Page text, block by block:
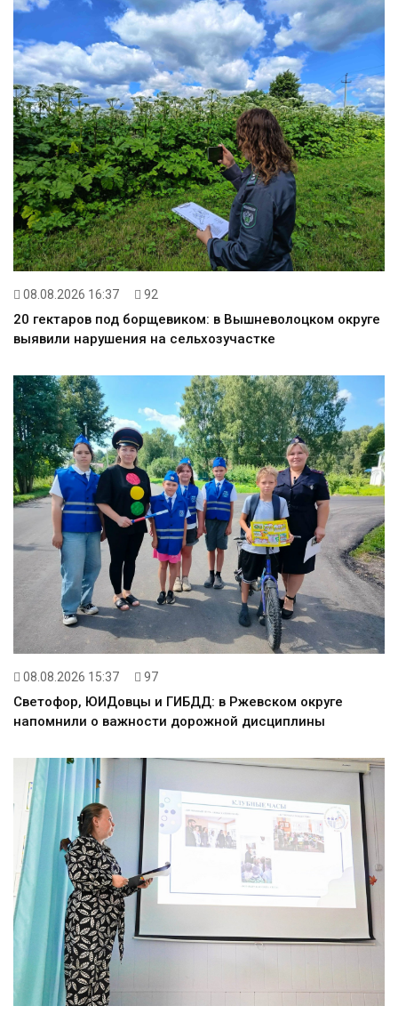
08.08.2026 16:37 92
20 гектаров под борщевиком: в Вышневолоцком округе
выявили нарушения на сельхозучастке
08.08.2026 15:37 97
Светофор, ЮИДовцы и ГИБДД: в Ржевском округе
напомнили о важности дорожной дисциплины